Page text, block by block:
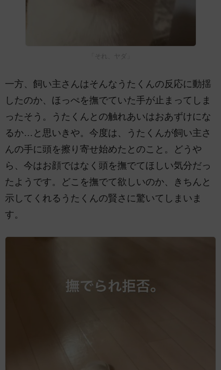
「それ、ヤダ」
一方、飼い主さんはそんなうたくんの反応に動揺
したのか、ほっぺを撫でていた手が止まってしま
ったそう。うたくんとの触れあいはおあずけにな
るか…と思いきや。今度は、うたくんが飼い主さ
んの手に頭を擦り寄せ始めたとのこと。どうや
ら、今はお顔ではなく頭を撫でてほしい気分だっ
たようです。どこを撫でて欲しいのか、きちんと
示してくれるうたくんの賢さに驚いてしまいま
す。